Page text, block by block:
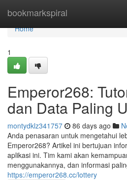
bookmarkspiral
Home
Home
1
Emperor268:
dan Data Paling
montydklz341757 86 days ago
Anda penasaran untuk mengetahui
Emperor268? Artikel ini bertujuan
aplikasi ini. Tim kami akan
menggunakannya, dan informasi
https://emperor268.cc/lottery